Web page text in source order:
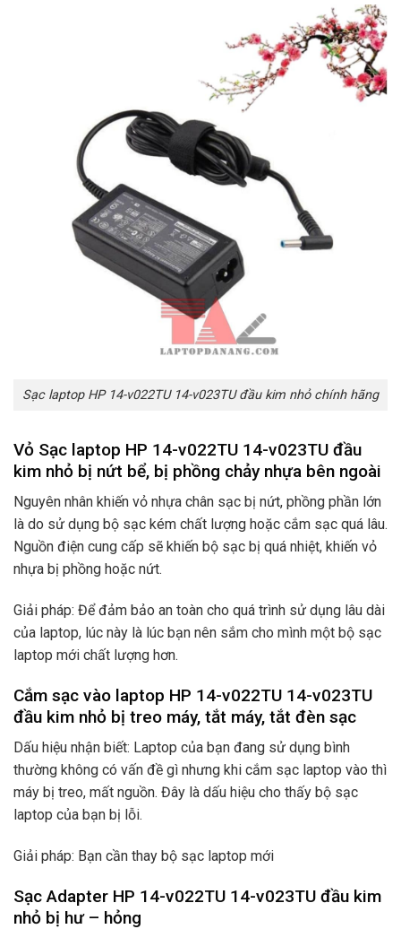
Sạc laptop HP 14-v022TU 14-v023TU đầu kim nhỏ chính hãng
Vỏ Sạc laptop HP 14-v022TU 14-v023TU đầu
kim nhỏ bị nứt bể, bị phồng chảy nhựa bên ngoài
Nguyên nhân khiến vỏ nhựa chân sạc bị nứt, phồng phần lớn
là do sử dụng bộ sạc kém chất lượng hoặc cắm sạc quá lâu.
Nguồn điện cung cấp sẽ khiến bộ sạc bị quá nhiệt, khiến vỏ
nhựa bị phồng hoặc nứt.
Giải pháp: Để đảm bảo an toàn cho quá trình sử dụng lâu dài
của laptop, lúc này là lúc bạn nên sắm cho mình một bộ sạc
laptop mới chất lượng hơn.
Cắm sạc vào laptop HP 14-v022TU 14-v023TU
đầu kim nhỏ bị treo máy, tắt máy, tắt đèn sạc
Dấu hiệu nhận biết: Laptop của bạn đang sử dụng bình
thường không có vấn đề gì nhưng khi cắm sạc laptop vào thì
máy bị treo, mất nguồn. Đây là dấu hiệu cho thấy bộ sạc
laptop của bạn bị lỗi.
Giải pháp: Bạn cần thay bộ sạc laptop mới
Sạc Adapter HP 14-v022TU 14-v023TU đầu kim
nhỏ bị hư – hỏng